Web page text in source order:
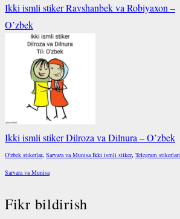
Ikki ismli stiker Ravshanbek va Robiyaxon –
O’zbek
Ikki ismli stiker Dilroza va Dilnura – O’zbek
O'zbek stikerlar, Sarvara va Munisa Ikki ismli stiker, Telegram stikerlari
Sarvara va Munisa
Fikr bildirish